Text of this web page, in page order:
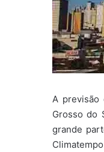
A previsão
Grosso do
grande
Climatempo